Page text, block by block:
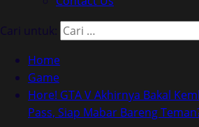
Cari untuk:
Home
Game
Hore! GTA V Akhirnya Bakal
Pass, Siap Mabar Bareng